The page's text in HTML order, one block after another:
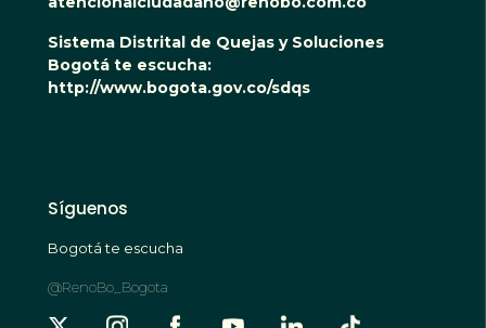
Sistema Distrital de Quejas y Soluciones
Bogotá te escucha:
http://www.bogota.gov.co/sdqs
Síguenos
Bogotá te escucha
@RenoBo_Bogota